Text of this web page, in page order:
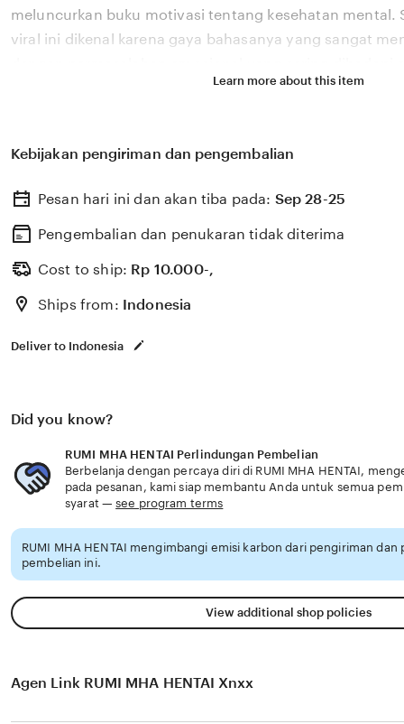
meluncurkan buku motivasi tentang kesehatan mental.
viral ini dikenal karena gaya bahasanya yang sangat
2026. Melalui sistem 🎉 yang kami kembangkan,
RUMI MHA HENTAI percaya bahwa kemandirian
berkembang pesat di pasar global. Dengan dukungan
update, kami terus memantau perkembangan
sosok viral favorit Anda secara eksklusif.
Learn more about this item
Kebijakan pengiriman dan pengembalian
Pesan hari ini dan akan tiba pada: Sep 28-25
Pengembalian dan penukaran tidak diterima
Cost to ship: Rp 10.000-,
Ships from: Indonesia
Deliver to Indonesia
Did you know?
RUMI MHA HENTAI Perlindungan Pembelian
Berbelanja dengan percaya diri di RUMI MHA HENTAI,
pada pesanan, kami siap membantu Anda untuk semua
syarat —see program terms
RUMI MHA HENTAI mengimbangi emisi karbon dari pengiriman dan
pembelian ini.
View additional shop policies
Agen Link RUMI MHA HENTAI Xnxx